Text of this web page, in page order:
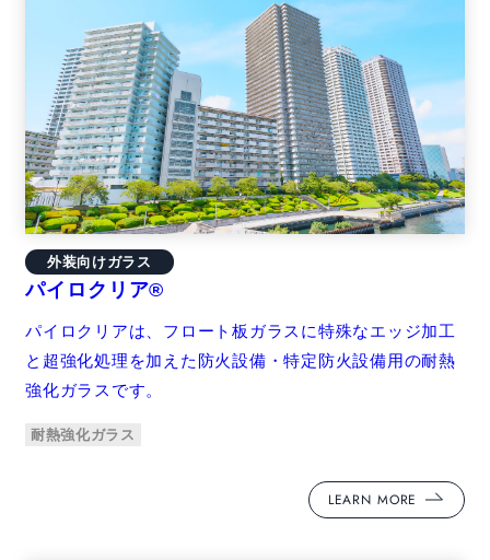
パイロクリア®
外装向けガラス
パイロクリアは、フロート板ガラスに特殊なエッジ加工
と超強化処理を加えた防火設備・特定防火設備用の耐熱
強化ガラスです。
耐熱強化ガラス
LEARN MORE